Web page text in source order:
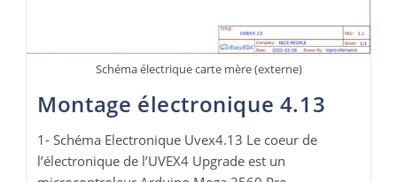
Schéma électrique carte mère (externe)
Montage électronique 4.13
1- Schéma Electronique Uvex4.13 Le coeur de
l’électronique de l’UVEX4 Upgrade est un